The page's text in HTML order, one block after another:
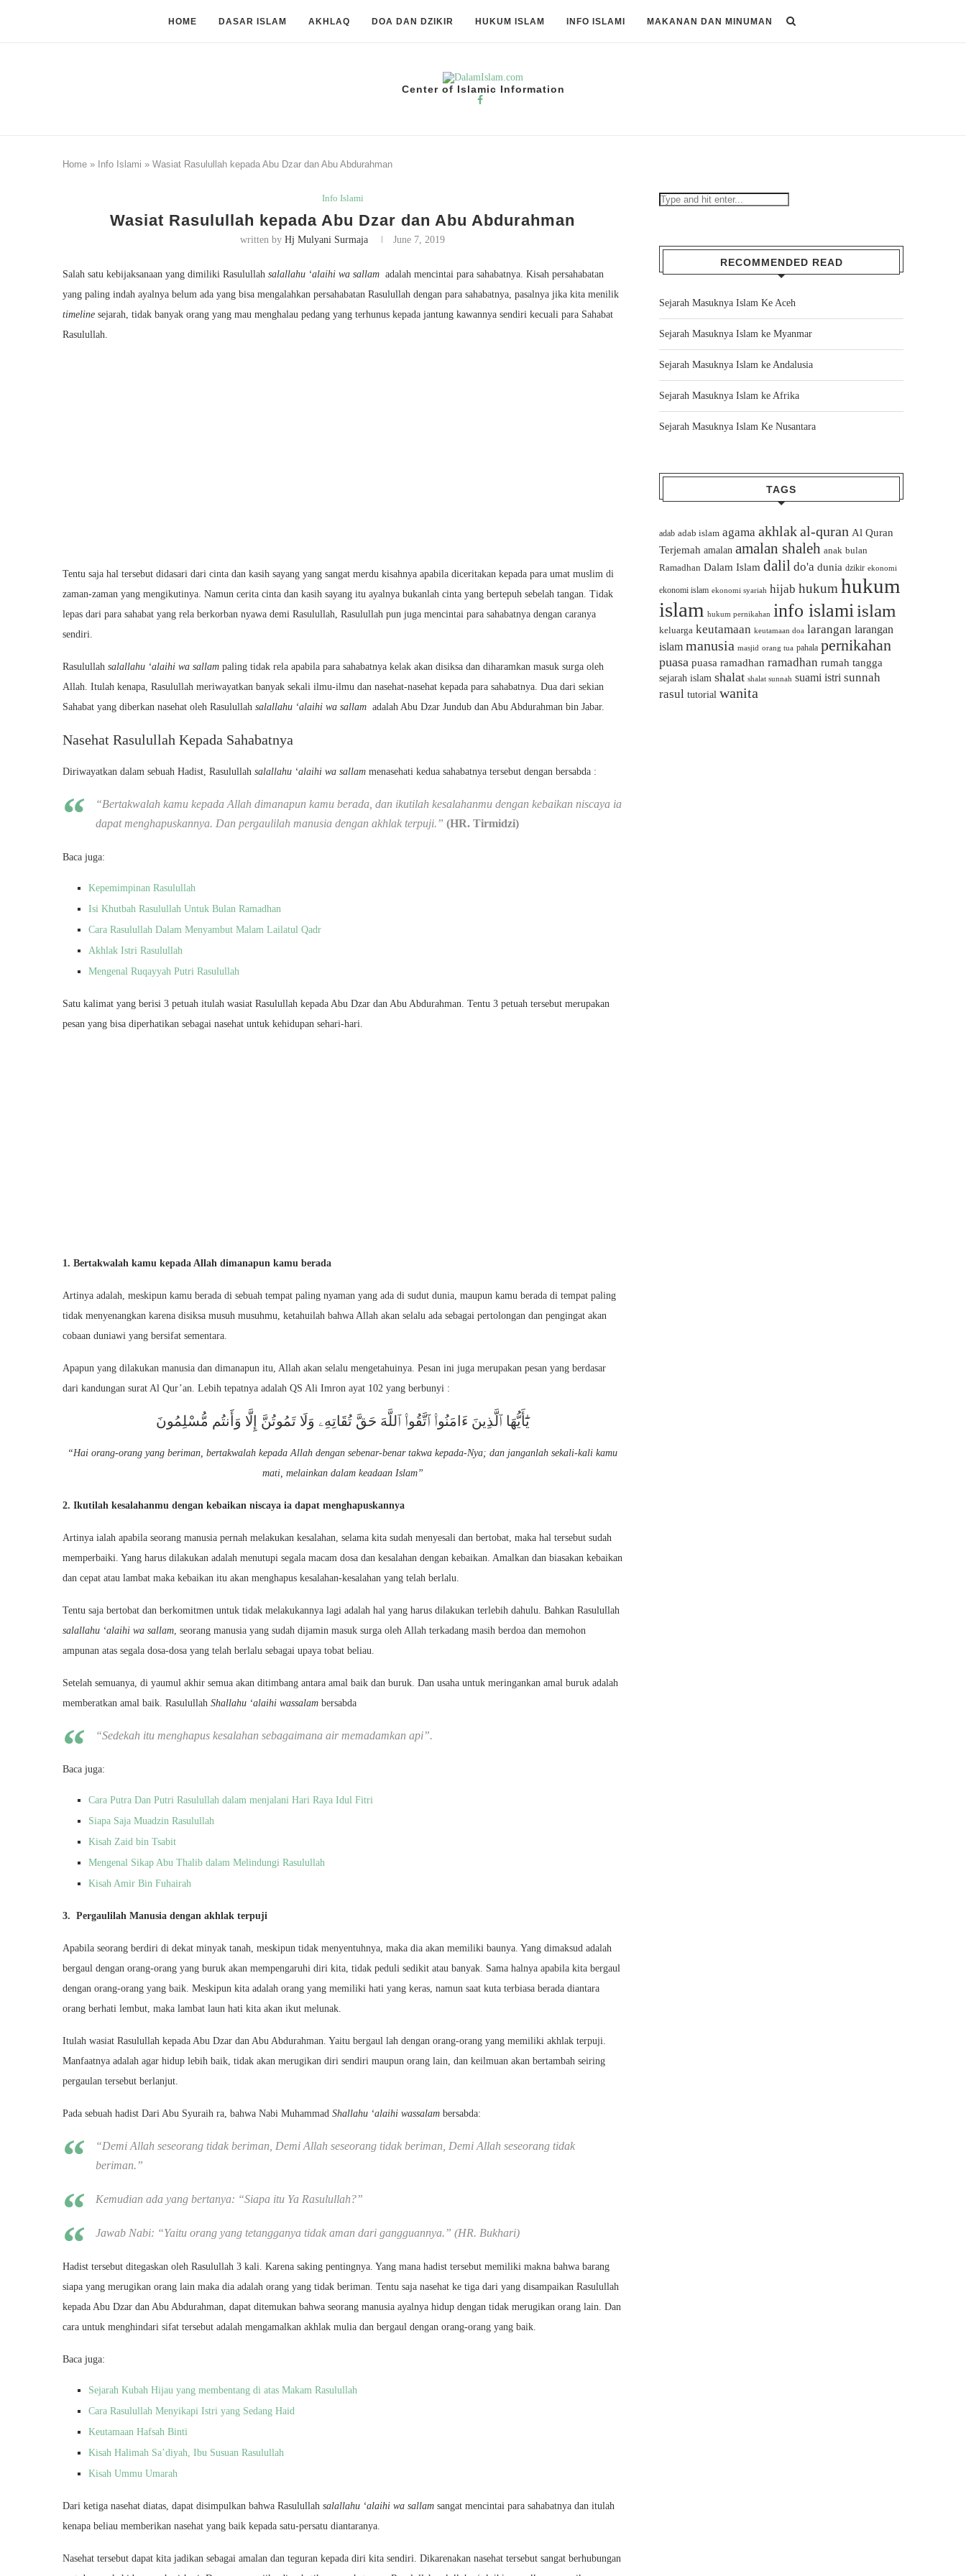
HOME DASAR ISLAM AKHLAQ DOA DAN DZIKIR HUKUM ISLAM INFO ISLAMI MAKANAN DAN MINUMAN
Center of Islamic Information
Home » Info Islami » Wasiat Rasulullah kepada Abu Dzar dan Abu Abdurahman
Info Islami
Wasiat Rasulullah kepada Abu Dzar dan Abu Abdurahman
written byHj Mulyani Surmaja June 7, 2019
Salah satu kebijaksanaan yang dimiliki Rasulullah salallahu ‘alaihi wa sallam adalah mencintai para sahabatnya. Kisah persahabatan
yang paling indah ayalnya belum ada yang bisa mengalahkan persahabatan Rasulullah dengan para sahabatnya, pasalnya jika kita menilik
timeline sejarah, tidak banyak orang yang mau menghalau pedang yang terhunus kepada jantung kawannya sendiri kecuali para Sahabat
Rasulullah.
Tentu saja hal tersebut didasari dari cinta dan kasih sayang yang sangat merdu kisahnya apabila diceritakan kepada para umat muslim di
zaman-zaman yang mengikutinya. Namun cerita cinta dan kasih sayang itu ayalnya bukanlah cinta yang bertepuh sebelah tangan. Tidak
lepas dari para sahabat yang rela berkorban nyawa demi Rasulullah, Rasulullah pun juga mencintai para sahabatnya dengan caranya
sendiri.
Rasulullah salallahu ‘alaihi wa sallam paling tidak rela apabila para sahabatnya kelak akan disiksa dan diharamkan masuk surga oleh
Allah. Itulah kenapa, Rasulullah meriwayatkan banyak sekali ilmu-ilmu dan nasehat-nasehat kepada para sahabatnya. Dua dari sekian
Sahabat yang diberkan nasehat oleh Rasulullah salallahu ‘alaihi wa sallam adalah Abu Dzar Jundub dan Abu Abdurahman bin Jabar.
Nasehat Rasulullah Kepada Sahabatnya
Diriwayatkan dalam sebuah Hadist, Rasulullah salallahu ‘alaihi wa sallam menasehati kedua sahabatnya tersebut dengan bersabda :
“Bertakwalah kamu kepada Allah dimanapun kamu berada, dan ikutilah kesalahanmu dengan kebaikan niscaya ia
dapat menghapuskannya. Dan pergaulilah manusia dengan akhlak terpuji.” (HR. Tirmidzi)
Baca juga:
Kepemimpinan Rasulullah
Isi Khutbah Rasulullah Untuk Bulan Ramadhan
Cara Rasulullah Dalam Menyambut Malam Lailatul Qadr
Akhlak Istri Rasulullah
Mengenal Ruqayyah Putri Rasulullah
Satu kalimat yang berisi 3 petuah itulah wasiat Rasulullah kepada Abu Dzar dan Abu Abdurahman. Tentu 3 petuah tersebut merupakan
pesan yang bisa diperhatikan sebagai nasehat untuk kehidupan sehari-hari.
1. Bertakwalah kamu kepada Allah dimanapun kamu berada
Artinya adalah, meskipun kamu berada di sebuah tempat paling nyaman yang ada di sudut dunia, maupun kamu berada di tempat paling
tidak menyenangkan karena disiksa musuh musuhmu, ketahuilah bahwa Allah akan selalu ada sebagai pertolongan dan pengingat akan
cobaan duniawi yang bersifat sementara.
Apapun yang dilakukan manusia dan dimanapun itu, Allah akan selalu mengetahuinya. Pesan ini juga merupakan pesan yang berdasar
dari kandungan surat Al Qur’an. Lebih tepatnya adalah QS Ali Imron ayat 102 yang berbunyi :
يَٰٓأَيُّهَا ٱلَّذِينَ ءَامَنُوا۟ ٱتَّقُوا۟ ٱللَّهَ حَقَّ تُقَاتِهِۦ وَلَا تَمُوتُنَّ إِلَّا وَأَنتُم مُّسْلِمُونَ
“Hai orang-orang yang beriman, bertakwalah kepada Allah dengan sebenar-benar takwa kepada-Nya; dan janganlah sekali-kali kamu
mati, melainkan dalam keadaan Islam”
2. Ikutilah kesalahanmu dengan kebaikan niscaya ia dapat menghapuskannya
Artinya ialah apabila seorang manusia pernah melakukan kesalahan, selama kita sudah menyesali dan bertobat, maka hal tersebut sudah
memperbaiki. Yang harus dilakukan adalah menutupi segala macam dosa dan kesalahan dengan kebaikan. Amalkan dan biasakan kebaikan
dan cepat atau lambat maka kebaikan itu akan menghapus kesalahan-kesalahan yang telah berlalu.
Tentu saja bertobat dan berkomitmen untuk tidak melakukannya lagi adalah hal yang harus dilakukan terlebih dahulu. Bahkan Rasulullah
salallahu ‘alaihi wa sallam, seorang manusia yang sudah dijamin masuk surga oleh Allah terkadang masih berdoa dan memohon
ampunan atas segala dosa-dosa yang telah berlalu sebagai upaya tobat beliau.
Setelah semuanya, di yaumul akhir semua akan ditimbang antara amal baik dan buruk. Dan usaha untuk meringankan amal buruk adalah
memberatkan amal baik. Rasulullah Shallahu ‘alaihi wassalam bersabda
“Sedekah itu menghapus kesalahan sebagaimana air memadamkan api”.
Baca juga:
Cara Putra Dan Putri Rasulullah dalam menjalani Hari Raya Idul Fitri
Siapa Saja Muadzin Rasulullah
Kisah Zaid bin Tsabit
Mengenal Sikap Abu Thalib dalam Melindungi Rasulullah
Kisah Amir Bin Fuhairah
3. Pergaulilah Manusia dengan akhlak terpuji
Apabila seorang berdiri di dekat minyak tanah, meskipun tidak menyentuhnya, maka dia akan memiliki baunya. Yang dimaksud adalah
bergaul dengan orang-orang yang buruk akan mempengaruhi diri kita, tidak peduli sedikit atau banyak. Sama halnya apabila kita bergaul
dengan orang-orang yang baik. Meskipun kita adalah orang yang memiliki hati yang keras, namun saat kuta terbiasa berada diantara
orang berhati lembut, maka lambat laun hati kita akan ikut melunak.
Itulah wasiat Rasulullah kepada Abu Dzar dan Abu Abdurahman. Yaitu bergaul lah dengan orang-orang yang memiliki akhlak terpuji.
Manfaatnya adalah agar hidup lebih baik, tidak akan merugikan diri sendiri maupun orang lain, dan keilmuan akan bertambah seiring
pergaulan tersebut berlanjut.
Pada sebuah hadist Dari Abu Syuraih ra, bahwa Nabi Muhammad Shallahu ‘alaihi wassalam bersabda:
“Demi Allah seseorang tidak beriman, Demi Allah seseorang tidak beriman, Demi Allah seseorang tidak
beriman.”
Kemudian ada yang bertanya: “Siapa itu Ya Rasulullah?”
Jawab Nabi: “Yaitu orang yang tetangganya tidak aman dari gangguannya.” (HR. Bukhari)
Hadist tersebut ditegaskan oleh Rasulullah 3 kali. Karena saking pentingnya. Yang mana hadist tersebut memiliki makna bahwa barang
siapa yang merugikan orang lain maka dia adalah orang yang tidak beriman. Tentu saja nasehat ke tiga dari yang disampaikan Rasulullah
kepada Abu Dzar dan Abu Abdurahman, dapat ditemukan bahwa seorang manusia ayalnya hidup dengan tidak merugikan orang lain. Dan
cara untuk menghindari sifat tersebut adalah mengamalkan akhlak mulia dan bergaul dengan orang-orang yang baik.
Baca juga:
Sejarah Kubah Hijau yang membentang di atas Makam Rasulullah
Cara Rasulullah Menyikapi Istri yang Sedang Haid
Keutamaan Hafsah Binti
Kisah Halimah Sa’diyah, Ibu Susuan Rasulullah
Kisah Ummu Umarah
Dari ketiga nasehat diatas, dapat disimpulkan bahwa Rasulullah salallahu ‘alaihi wa sallam sangat mencintai para sahabatnya dan itulah
kenapa beliau memberikan nasehat yang baik kepada satu-persatu diantaranya.
Nasehat tersebut dapat kita jadikan sebagai amalan dan teguran kepada diri kita sendiri. Dikarenakan nasehat tersebut sangat berhubungan
RECOMMENDED READ
Sejarah Masuknya Islam Ke Aceh
Sejarah Masuknya Islam ke Myanmar
Sejarah Masuknya Islam ke Andalusia
Sejarah Masuknya Islam ke Afrika
Sejarah Masuknya Islam Ke Nusantara
TAGS
adab adab islam agama akhlakal-quran Al Quran
Terjemah amalan amalan shaleh anak bulan
Ramadhan Dalam Islam dalil do'a dunia dzikir ekonomi
ekonomi islam ekonomi syariah hijab hukum hukum
islam hukum pernikahan info islamiislam
keluarga keutamaan keutamaan doa larangan larangan
islam manusia masjid orang tua pahala pernikahan
puasa puasa ramadhan ramadhan rumah tangga
sejarah islam shalat shalat sunnah suami istri sunnah
rasul tutorial wanita